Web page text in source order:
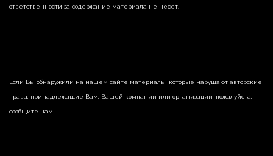
ответственности за содержание материала не несет.
Если Вы обнаружили на нашем сайте материалы, которые нарушают авторские
права, принадлежащие Вам, Вашей компании или организации, пожалуйста,
сообщите нам.